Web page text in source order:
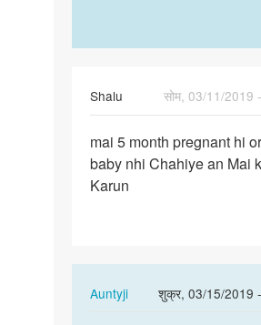
Shalu
सोम, 03/11/2019
mai
5
month
mai 5 month pregnant hi
baby nhi Chahiye an Mai
Karun
Auntyji
शुक्र, 03/15/2019
In